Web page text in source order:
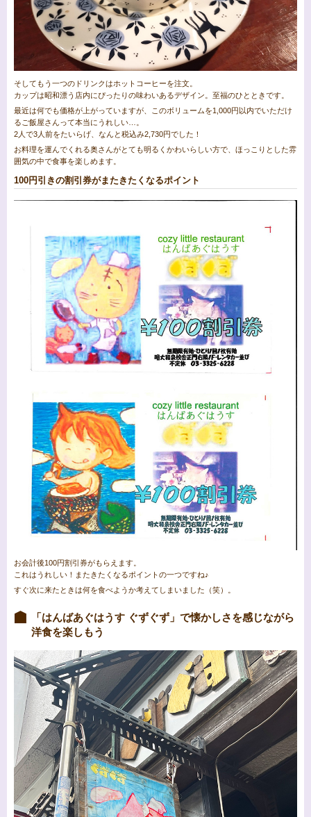
そしてもう一つのドリンクはホットコーヒーを注文。
カップは昭和漂う店内にぴったりの味わいあるデザイン。至福のひとときです。
最近は何でも価格が上がっていますが、このボリュームを1,000円以内でいただけ
るご飯屋さんって本当にうれしい…。
2人で3人前をたいらげ、なんと税込み2,730円でした！
お料理を運んでくれる奥さんがとても明るくかわいらしい方で、ほっこりとした雰
囲気の中で食事を楽しめます。
100円引きの割引券がまたきたくなるポイント
お会計後100円割引券がもらえます。
これはうれしい！またきたくなるポイントの一つですね♪
すぐ次に来たときは何を食べようか考えてしまいました（笑）。
「はんばあぐはうす ぐずぐず」で懐かしさを感じながら
洋食を楽しもう